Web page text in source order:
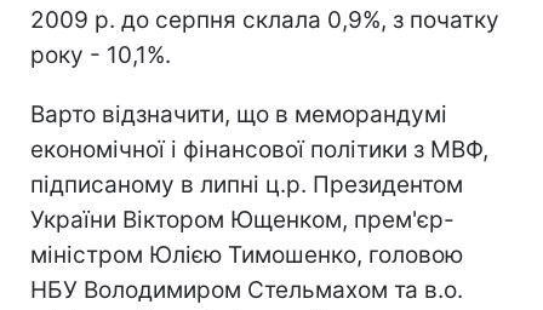
2009 р. до серпня склала 0,9%, з початку
року - 10,1%.
Варто відзначити, що в меморандумі
економічної і фінансової політики з МВФ,
підписаному в липні ц.р. Президентом
України Віктором Ющенком, прем'єр-
міністром Юлією Тимошенко, головою
НБУ Володимиром Стельмахом та в.о.